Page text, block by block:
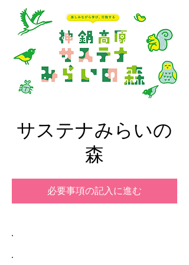
サステナみらいの
森
必要事項の記入に進む
.
.